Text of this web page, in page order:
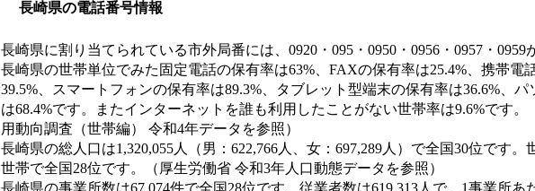
長崎県の電話番号情報
長崎県に割り当てられている市外局番には、0920・095・0950・0956・0957・0959
長崎県の世帯単位でみた固定電話の保有率は63%、FAXの保有率は25.4%、携帯電
39.5%、スマートフォンの保有率は89.3%、タブレット型端末の保有率は36.6%、
は68.4%です。またインターネットを誰も利用したことがない世帯率は9.6%です。
用動向調査（世帯編） 令和4年データを参照）
長崎県の総人口は1,320,055人（男：622,766人、女：697,289人）で全国30位です。
世帯で全国28位です。（厚生労働省 令和3年人口動態データを参照）
長崎県の事業所数は67,074件で全国28位です。従業者数は619,313人で、1事業所あ